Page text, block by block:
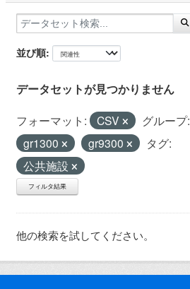
並び順
データセットが見つかりません
フォーマット: CSV
グループ:
gr1300
gr9300
タグ:
公共施設
フィルタ結果
他の検索を試してください。